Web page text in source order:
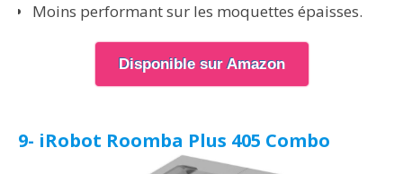
Moins performant sur les moquettes épaisses.
Disponible sur Amazon
9- iRobot Roomba Plus 405 Combo